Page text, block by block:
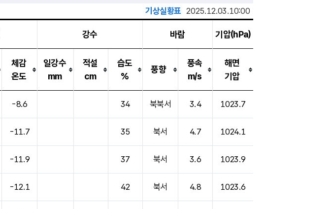
기상실황표 2025.12.03.10:00
강수 바람 기압(hPa)
체감
온도
일강수
mm
적설
cm
습도
%
풍향
풍속
m/s
해면
기압
-8.6 34 북북서 3.4 1023.7
-11.7 35 북서 4.7 1024.1
-11.9 37 북서 3.6 1023.9
-12.1 42 북서 4.8 1023.6